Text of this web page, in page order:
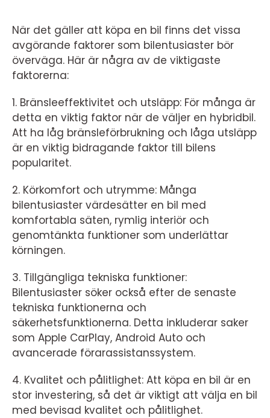
När det gäller att köpa en bil finns det vissa
avgörande faktorer som bilentusiaster bör
överväga. Här är några av de viktigaste
faktorerna:
1. Bränsleeffektivitet och utsläpp: För många är
detta en viktig faktor när de väljer en hybridbil.
Att ha låg bränsleförbrukning och låga utsläpp
är en viktig bidragande faktor till bilens
popularitet.
2. Körkomfort och utrymme: Många
bilentusiaster värdesätter en bil med
komfortabla säten, rymlig interiör och
genomtänkta funktioner som underlättar
körningen.
3. Tillgängliga tekniska funktioner:
Bilentusiaster söker också efter de senaste
tekniska funktionerna och
säkerhetsfunktionerna. Detta inkluderar saker
som Apple CarPlay, Android Auto och
avancerade förarassistanssystem.
4. Kvalitet och pålitlighet: Att köpa en bil är en
stor investering, så det är viktigt att välja en bil
med bevisad kvalitet och pålitlighet.